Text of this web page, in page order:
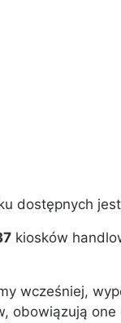
dostępnych jest
kiosków
wcześniej,
obowiązują one